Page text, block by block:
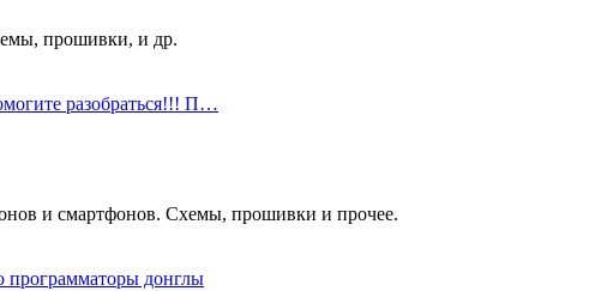
прошивки, и др.
разобраться!!! П…
и смартфонов. Схемы, прошивки и прочее.
программаторы донглы